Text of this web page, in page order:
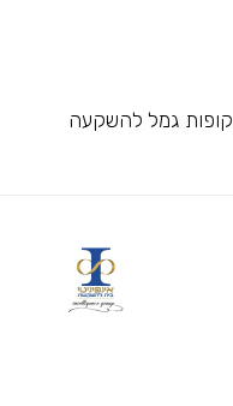
קופות גמל להשקעה